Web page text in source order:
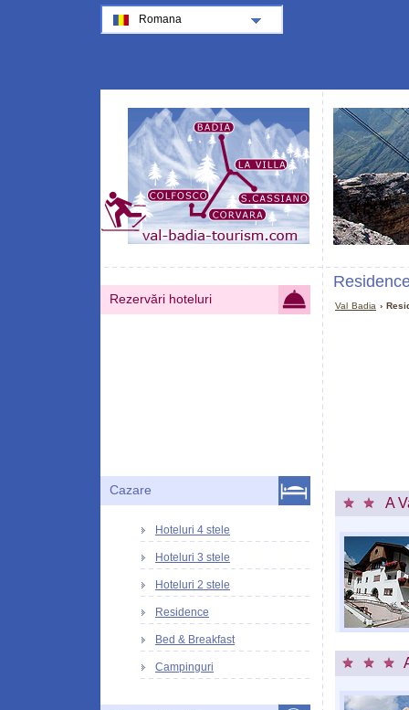
Val Badia ›
A
Rezervări hoteluri
Cazare
Hoteluri 4 stele
Hoteluri 3 stele
Hoteluri 2 stele
Residence
Bed & Breakfast
Campinguri
Romana